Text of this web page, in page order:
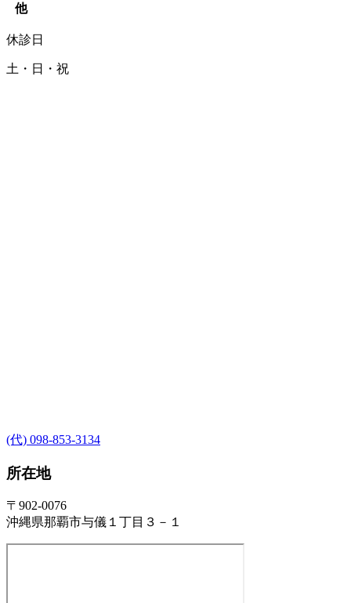
他
休診日
土・日・祝
(代) 098-853-3134
所在地
〒902-0076
沖縄県那覇市与儀１丁目３－１